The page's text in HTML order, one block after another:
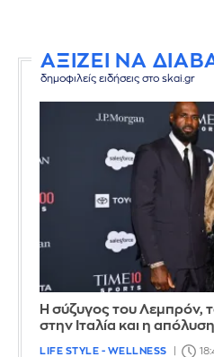
ΑΞΙΖΕΙ ΝΑ
δημοφιλείς ειδήσεις στο skai.gr
Η σύζυγος του Λεμπρόν,
στην Ιταλία και η
LIFE STYLE - WELLNESS